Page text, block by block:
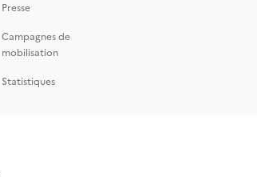
Presse
Campagnes de
mobilisation
Statistiques